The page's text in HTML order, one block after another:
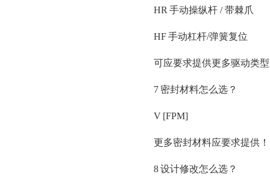
HR 手动操纵杆 / 带棘爪
HF手动杠杆/弹簧复位
可应要求提供更多驱动类
7 密封材料怎么选？
V [FPM]
更多密封材料应要求提供！
8设计修改怎么选？